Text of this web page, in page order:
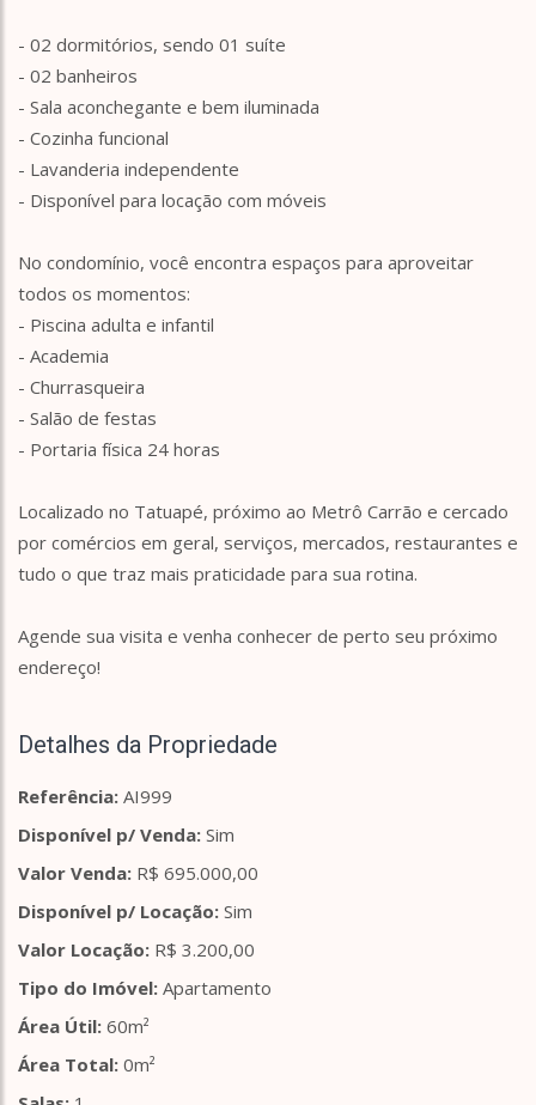
- 02 dormitórios, sendo 01 suíte
- 02 banheiros
- Sala aconchegante e bem iluminada
- Cozinha funcional
- Lavanderia independente
- Disponível para locação com móveis
No condomínio, você encontra espaços para aproveitar
todos os momentos:
- Piscina adulta e infantil
- Academia
- Churrasqueira
- Salão de festas
- Portaria física 24 horas
Localizado no Tatuapé, próximo ao Metrô Carrão e cercado
por comércios em geral, serviços, mercados, restaurantes e
tudo o que traz mais praticidade para sua rotina.
Agende sua visita e venha conhecer de perto seu próximo
endereço!
Detalhes da Propriedade
Referência: AI999
Disponível p/ Venda: Sim
Valor Venda: R$ 695.000,00
Disponível p/ Locação: Sim
Valor Locação: R$ 3.200,00
Tipo do Imóvel: Apartamento
Área Útil: 60m²
Área Total: 0m²